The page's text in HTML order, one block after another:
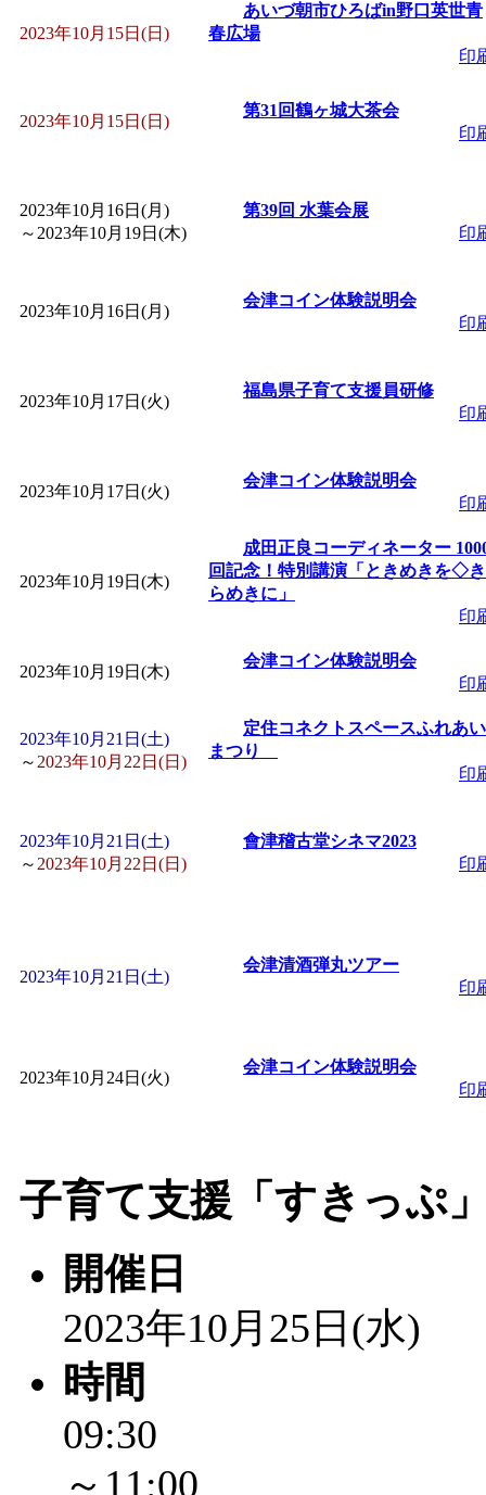
す」 受付期間：～
みなづる号乗車体
」
「皆鶴姫のこびる塾
「みなづる号乗車体
de 健康づくり」」 受
2023年10月15日(日)
あいづ朝市ひろばin野口英世青
春広場
印
2023年10月15日(日)
第31回鶴ヶ城大茶会
印
2023年10月16日(月)
～ 2023年10月19日(木)
第39回 水葉会展
印
2023年10月16日(月)
会津コイン体験説明会
印
2023年10月17日(火)
福島県子育て支援員研修
印
2023年10月17日(火)
会津コイン体験説明会
印
2023年10月19日(木)
成田正良コーディネーター
回記念！特別講演「ときめきを◇き
らめきに」
印
2023年10月19日(木)
会津コイン体験説明会
印
2023年10月21日(土)
～ 2023年10月22日(日)
定住コネクトスペースふれあい
まつり
印
2023年10月21日(土)
～ 2023年10月22日(日)
會津稽古堂シネマ2023
印
2023年10月21日(土)
会津清酒弾丸ツアー
印
2023年10月24日(火)
会津コイン体験説明会
印
子育て支援「すきっぷ
開催日
2023年10月25日(水)
時間
09:30
～11:00